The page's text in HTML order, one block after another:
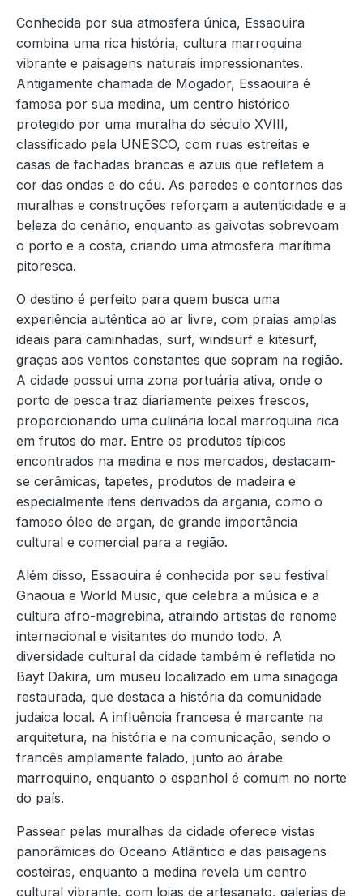
Conhecida por sua atmosfera única, Essaouira
combina uma rica história, cultura marroquina
vibrante e paisagens naturais impressionantes.
Antigamente chamada de Mogador, Essaouira é
famosa por sua medina, um centro histórico
protegido por uma muralha do século XVIII,
classificado pela UNESCO, com ruas estreitas e
casas de fachadas brancas e azuis que refletem a
cor das ondas e do céu. As paredes e contornos das
muralhas e construções reforçam a autenticidade e a
beleza do cenário, enquanto as gaivotas sobrevoam
o porto e a costa, criando uma atmosfera marítima
pitoresca.
O destino é perfeito para quem busca uma
experiência autêntica ao ar livre, com praias amplas
ideais para caminhadas, surf, windsurf e kitesurf,
graças aos ventos constantes que sopram na região.
A cidade possui uma zona portuária ativa, onde o
porto de pesca traz diariamente peixes frescos,
proporcionando uma culinária local marroquina rica
em frutos do mar. Entre os produtos típicos
encontrados na medina e nos mercados, destacam-
se cerâmicas, tapetes, produtos de madeira e
especialmente itens derivados da argania, como o
famoso óleo de argan, de grande importância
cultural e comercial para a região.
Além disso, Essaouira é conhecida por seu festival
Gnaoua e World Music, que celebra a música e a
cultura afro-magrebina, atraindo artistas de renome
internacional e visitantes do mundo todo. A
diversidade cultural da cidade também é refletida no
Bayt Dakira, um museu localizado em uma sinagoga
restaurada, que destaca a história da comunidade
judaica local. A influência francesa é marcante na
arquitetura, na história e na comunicação, sendo o
francês amplamente falado, junto ao árabe
marroquino, enquanto o espanhol é comum no norte
do país.
Passear pelas muralhas da cidade oferece vistas
panorâmicas do Oceano Atlântico e das paisagens
costeiras, enquanto a medina revela um centro
cultural vibrante, com lojas de artesanato, galerias de